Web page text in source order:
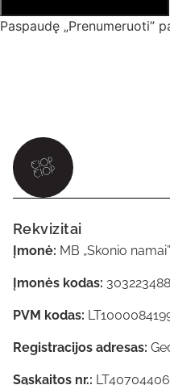
Paspaudę „Prenumeruoti”
Rekvizitai
Įmonė: MB „Skonio namai”
Įmonės kodas: 303223488
PVM kodas:
Registracijos adresas:
Sąskaitos nr.: